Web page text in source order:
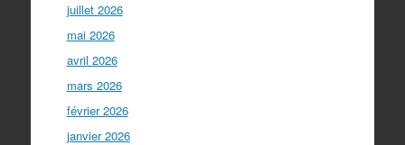
juillet 2026
mai 2026
avril 2026
mars 2026
février 2026
janvier 2026